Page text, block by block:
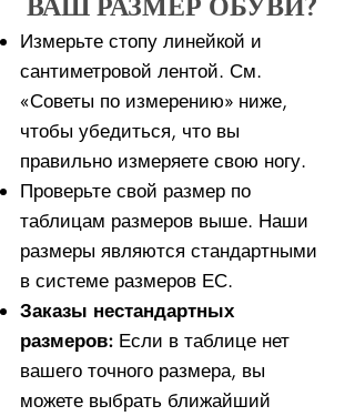
ВАШ РАЗМЕР ОБУВИ?
Измерьте стопу линейкой и
сантиметровой лентой. См.
«Советы по измерению» ниже,
чтобы убедиться, что вы
правильно измеряете свою ногу. ​​
Проверьте свой размер по
таблицам размеров выше. Наши
размеры являются стандартными
в системе размеров ЕС.
Заказы нестандартных
размеров: Если в таблице нет
вашего точного размера, вы
можете выбрать ближайший